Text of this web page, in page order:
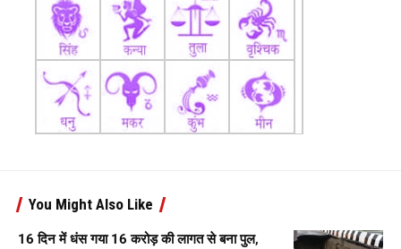
You Might Also Like
16 दिन में धंस गया 16 करोड़ की लागत से बना पुल,